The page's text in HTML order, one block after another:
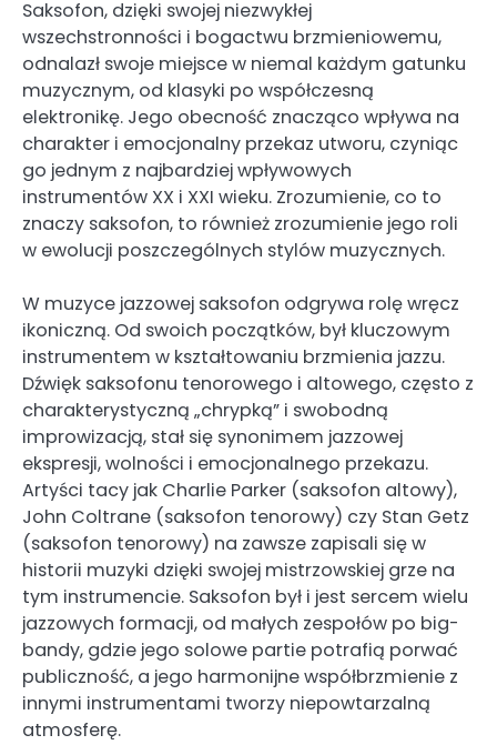
Saksofon, dzięki swojej niezwykłej
wszechstronności i bogactwu brzmieniowemu,
odnalazł swoje miejsce w niemal każdym gatunku
muzycznym, od klasyki po współczesną
elektronikę. Jego obecność znacząco wpływa na
charakter i emocjonalny przekaz utworu, czyniąc
go jednym z najbardziej wpływowych
instrumentów XX i XXI wieku. Zrozumienie, co to
znaczy saksofon, to również zrozumienie jego roli
w ewolucji poszczególnych stylów muzycznych.
W muzyce jazzowej saksofon odgrywa rolę wręcz
ikoniczną. Od swoich początków, był kluczowym
instrumentem w kształtowaniu brzmienia jazzu.
Dźwięk saksofonu tenorowego i altowego, często z
charakterystyczną „chrypką” i swobodną
improwizacją, stał się synonimem jazzowej
ekspresji, wolności i emocjonalnego przekazu.
Artyści tacy jak Charlie Parker (saksofon altowy),
John Coltrane (saksofon tenorowy) czy Stan Getz
(saksofon tenorowy) na zawsze zapisali się w
historii muzyki dzięki swojej mistrzowskiej grze na
tym instrumencie. Saksofon był i jest sercem wielu
jazzowych formacji, od małych zespołów po big-
bandy, gdzie jego solowe partie potrafią porwać
publiczność, a jego harmonijne współbrzmienie z
innymi instrumentami tworzy niepowtarzalną
atmosferę.